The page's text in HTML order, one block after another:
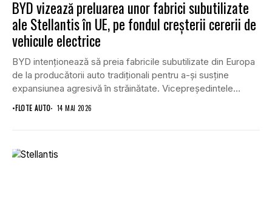
BYD vizează preluarea unor fabrici subutilizate
ale Stellantis în UE, pe fondul creșterii cererii de
vehicule electrice
BYD intenționează să preia fabricile subutilizate din Europa
de la producătorii auto tradiționali pentru a-și susține
expansiunea agresivă în străinătate. Vicepreședintele
executiv al...
•FLOTE AUTO 14 MAI 2026